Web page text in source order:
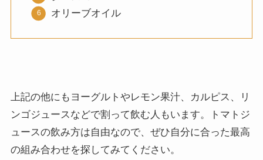
オリーブオイル
上記の他にもヨーグルトやレモン果汁、カルピス、リ
ンゴジュースなどで割って飲む人もいます。トマトジ
ュースの飲み方は自由なので、ぜひ自分に合った最高
の組み合わせを探してみてください。